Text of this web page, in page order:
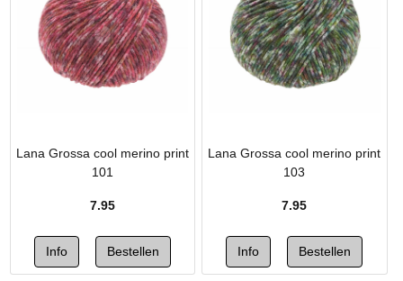
Lana Grossa cool merino print
101
7.95
Lana Grossa cool merino print
103
7.95